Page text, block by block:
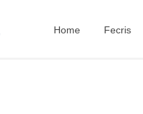
Home Fecris